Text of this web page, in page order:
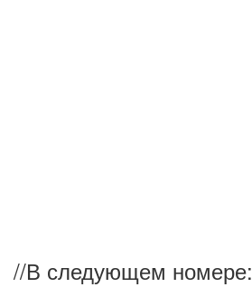
//В следующем номере: